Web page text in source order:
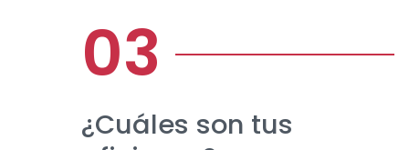
¿Cuáles son tus